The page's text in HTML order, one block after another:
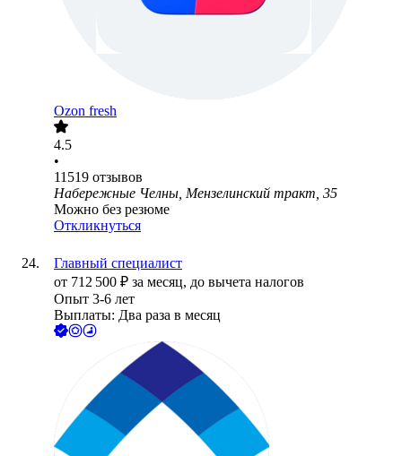
Ozon fresh
4.5
•
11519 отзывов
Набережные Челны, Мензелинский тракт, 35
Можно без резюме
Откликнуться
Главный специалист
от 712 500 ₽ за месяц, до вычета налогов
Опыт 3-6 лет
Выплаты: Два раза в месяц